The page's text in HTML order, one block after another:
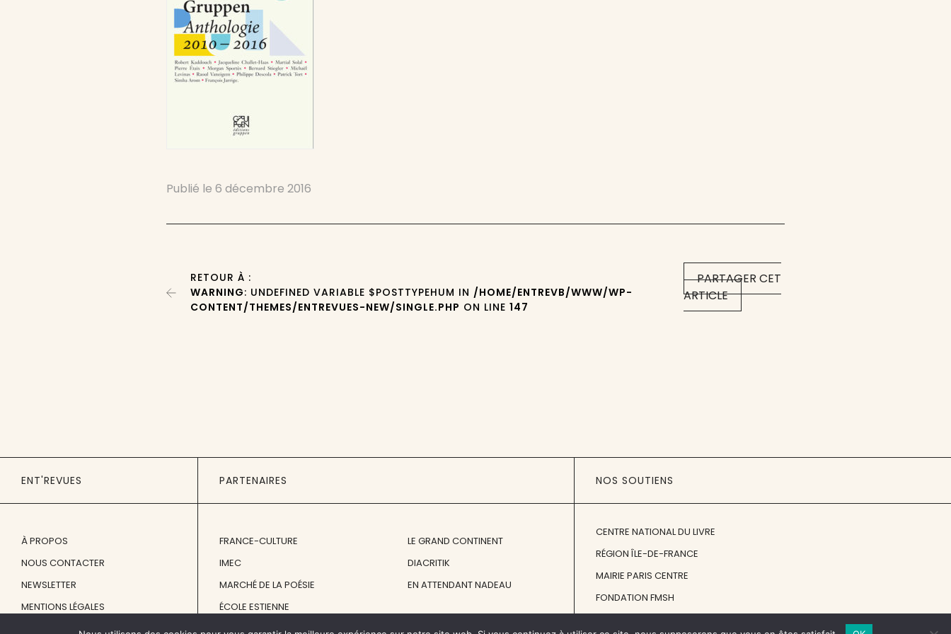
Publié le6 décembre 2016
PARTAGER CET
ARTICLE
RETOUR À :
WARNING: UNDEFINED VARIABLE $POSTTYPEHUM IN /HOME/ENTREVB/WWW/WP-
CONTENT/THEMES/ENTREVUES-NEW/SINGLE.PHP ON LINE147
ENT'REVUES
À PROPOS
NOUS CONTACTER
NEWSLETTER
MENTIONS LÉGALES
PARTENAIRES
FRANCE-CULTURE
IMEC
MARCHÉ DE LA POÉSIE
ÉCOLE ESTIENNE
LE GRAND CONTINENT
DIACRITIK
EN ATTENDANT NADEAU
NOS SOUTIENS
CENTRE NATIONAL DU LIVRE
RÉGION ÎLE-DE-FRANCE
MAIRIE PARIS CENTRE
FONDATION FMSH